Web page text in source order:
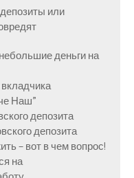
или
деньги на
Наш”
депозита
депозита
– вот в чем вопрос!
на